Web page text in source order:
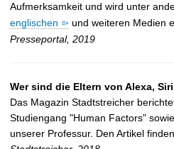
Aufmerksamkeit und wird unter
englischen
und weiteren Medien
Presseportal, 2019
Wer sind die Eltern von Alexa,
Das Magazin Stadtstreicher
Studiengang "Human Factors"
unserer Professur. Den Artikel